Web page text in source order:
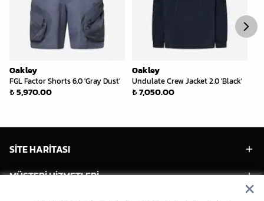
Oakley
FGL Factor Shorts 6.0 'Gray Dust'
₺ 5,970.00
Oakley
Undulate Crew Jacket 2.0 'Black'
₺ 7,050.00
SİTE HARİTASI
MÜŞTERİ HİZMETLERİ